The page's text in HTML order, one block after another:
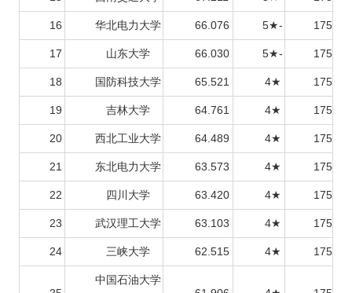
16 华北电力大学 66.076 5★- 175
17 山东大学 66.030 5★- 175
18 国防科技大学 65.521 4★ 175
19 吉林大学 64.761 4★ 175
20 西北工业大学 64.489 4★ 175
21 东北电力大学 63.573 4★ 175
22 四川大学 63.420 4★ 175
23 武汉理工大学 63.103 4★ 175
24 三峡大学 62.515 4★ 175
中国石油大学